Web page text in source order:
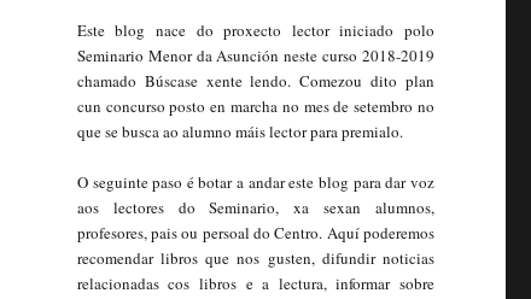
Este blog nace do proxecto lector iniciado polo
Seminario Menor da Asunción neste curso 2018-2019
chamado Búscase xente lendo. Comezou dito plan
cun concurso posto en marcha no mes de setembro no
que se busca ao alumno máis lector para premialo.
O seguinte paso é botar a andar este blog para dar voz
aos lectores do Seminario, xa sexan alumnos,
profesores, pais ou persoal do Centro. Aquí poderemos
recomendar libros que nos gusten, difundir noticias
relacionadas cos libros e a lectura, informar sobre